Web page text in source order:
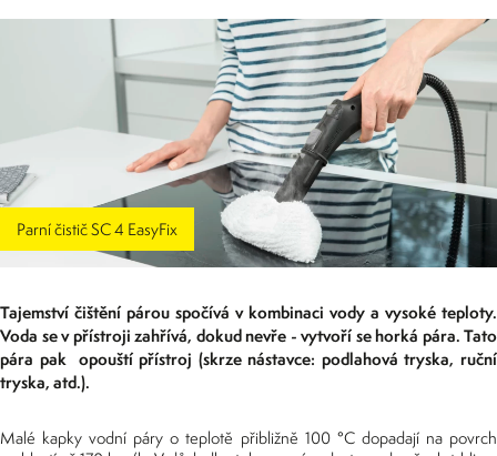
Parní čistič SC 4 EasyFix
Tajemství čištění párou spočívá v kombinaci vody a vysoké teploty.
Voda se v přístroji zahřívá, dokud nevře - vytvoří se horká pára. Tato
pára pak opouští přístroj (skrze nástavce: podlahová tryska, ruční
tryska, atd.).
Malé kapky vodní páry o teplotě přibližně 100 °C dopadají na povrch